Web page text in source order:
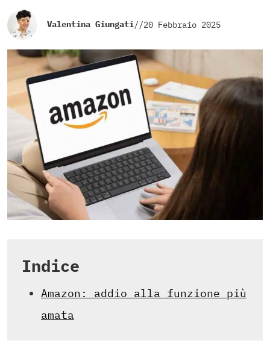
Valentina Giungati//20 Febbraio 2025
Indice
Amazon: addio alla funzione più
amata